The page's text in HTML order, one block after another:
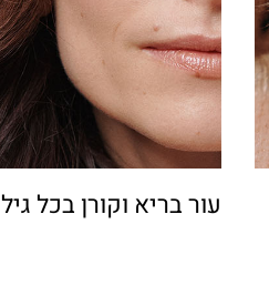
עור בריא וקורן בכל גיל